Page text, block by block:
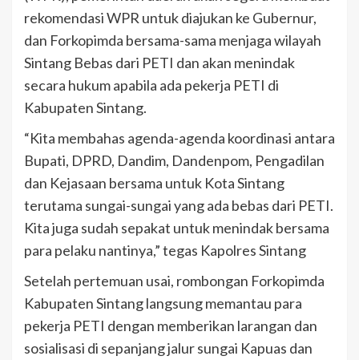
rekomendasi WPR untuk diajukan ke Gubernur,
dan Forkopimda bersama-sama menjaga wilayah
Sintang Bebas dari PETI dan akan menindak
secara hukum apabila ada pekerja PETI di
Kabupaten Sintang.
“Kita membahas agenda-agenda koordinasi antara
Bupati, DPRD, Dandim, Dandenpom, Pengadilan
dan Kejasaan bersama untuk Kota Sintang
terutama sungai-sungai yang ada bebas dari PETI.
Kita juga sudah sepakat untuk menindak bersama
para pelaku nantinya,” tegas Kapolres Sintang
Setelah pertemuan usai, rombongan Forkopimda
Kabupaten Sintang langsung memantau para
pekerja PETI dengan memberikan larangan dan
sosialisasi di sepanjang jalur sungai Kapuas dan